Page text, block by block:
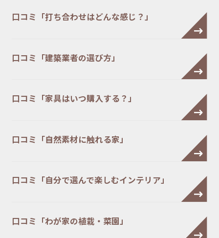
口コミ「打ち合わせはどんな感じ？」
口コミ「建築業者の選び方」
口コミ「家具はいつ購入する？」
口コミ「自然素材に触れる家」
口コミ「自分で選んで楽しむインテリア」
口コミ「わが家の植栽・菜園」